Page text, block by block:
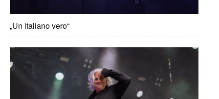
„Un italiano vero“